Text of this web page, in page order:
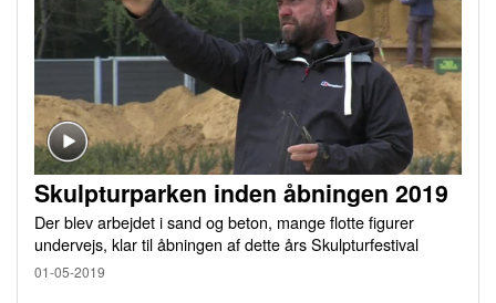
Skulpturparken inden åbningen 2019
Der blev arbejdet i sand og beton, mange flotte figurer
undervejs, klar til åbningen af dette års Skulpturfestival
01-05-2019